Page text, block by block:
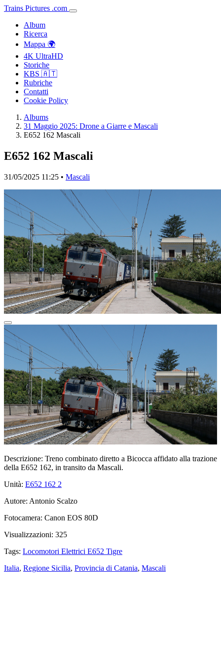
Trains Pictures .com
Album
Ricerca
Mappa 🌍
4K UltraHD
Storiche
KBS 🇦🇹
Rubriche
Contatti
Cookie Policy
Albums
31 Maggio 2025: Drone a Giarre e Mascali
E652 162 Mascali
E652 162 Mascali
31/05/2025 11:25 • Mascali
Descrizione: Treno combinato diretto a Bicocca affidato alla trazione
della E652 162, in transito da Mascali.
Unità: E652 162 2
Autore: Antonio Scalzo
Fotocamera: Canon EOS 80D
Visualizzazioni: 325
Tags: Locomotori Elettrici E652 Tigre
Italia, Regione Sicilia, Provincia di Catania, Mascali